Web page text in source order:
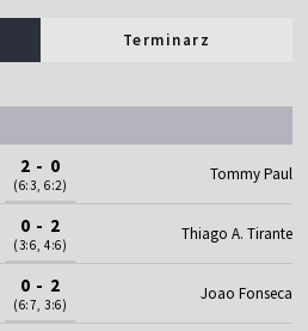
Terminarz
2 - 0
(6:3, 6:2)
Tommy Paul
0 - 2
(3:6, 4:6)
Thiago A. Tirante
0 - 2
(6:7, 3:6)
Joao Fonseca